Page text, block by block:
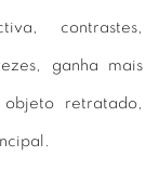
contrastes,
ganha mais
retratado,